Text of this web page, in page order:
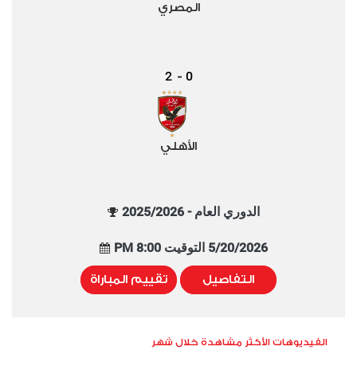
المصري
0
-
2
الأهلي
الدوري العام - 2025/2026
5/20/2026 التوقيت 8:00 PM
التفاصيل تقييم المباراة
الفيديوهات الأكثر مشاهدة خلال شهر